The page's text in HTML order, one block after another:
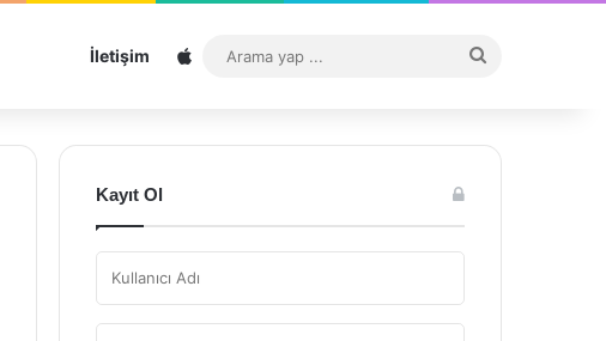
İletişim Sitemap
...
Kayıt Ol